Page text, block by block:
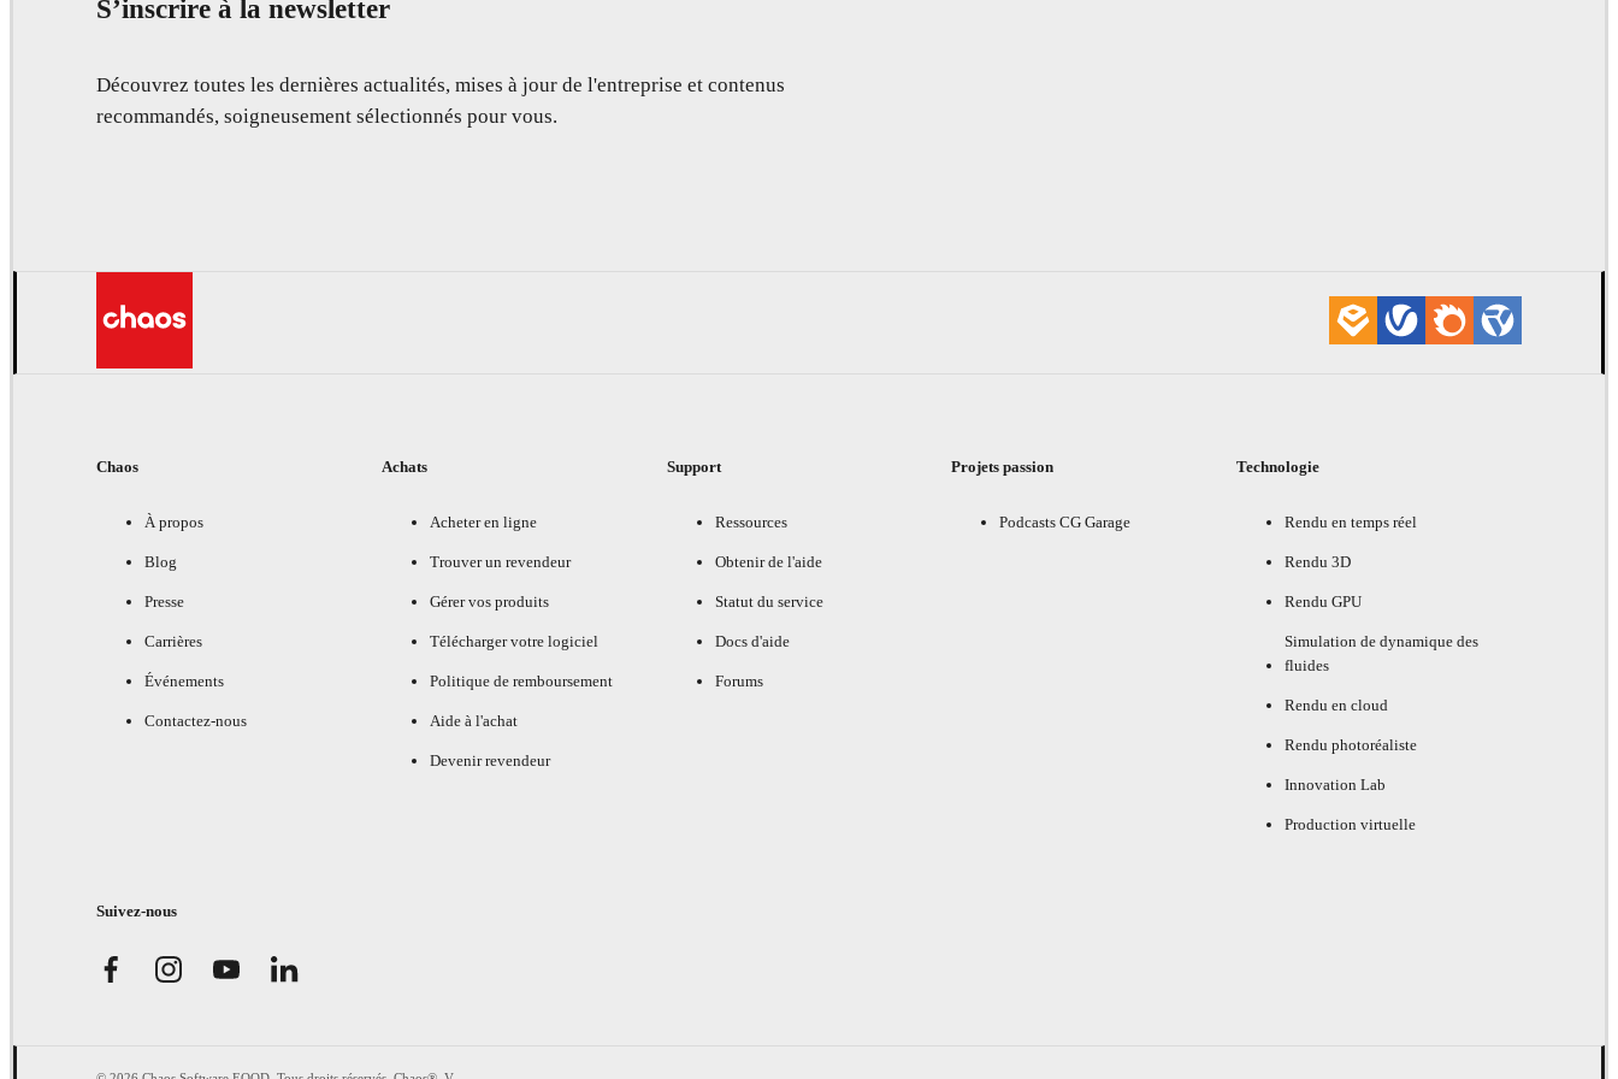
S’inscrire à la newsletter
Découvrez toutes les dernières actualités, mises à jour de l'entreprise et contenus
recommandés, soigneusement sélectionnés pour vous.
Chaos
À propos
Blog
Presse
Carrières
Événements
Contactez-nous
Achats
Acheter en ligne
Trouver un revendeur
Gérer vos produits
Télécharger votre logiciel
Politique de remboursement
Aide à l'achat
Devenir revendeur
Support
Ressources
Obtenir de l'aide
Statut du service
Docs d'aide
Forums
Projets passion
Podcasts CG Garage
Technologie
Rendu en temps réel
Rendu 3D
Rendu GPU
Simulation de dynamique des
fluides
Rendu en cloud
Rendu photoréaliste
Innovation Lab
Production virtuelle
Suivez-nous